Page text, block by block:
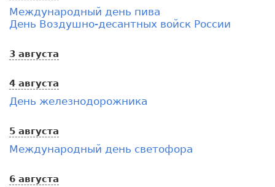
Международный день пива
День Воздушно-десантных войск России
3 августа
4 августа
День железнодорожника
5 августа
Международный день светофора
6 августа